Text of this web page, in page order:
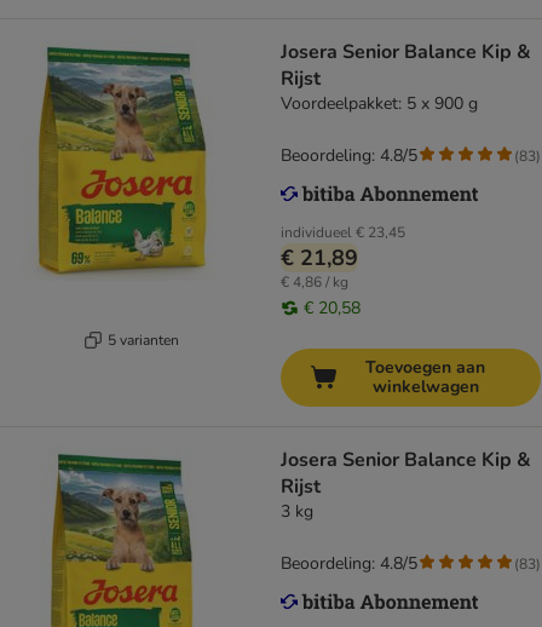
5 varianten
Josera Senior Balance Kip &
Rijst
Voordeelpakket: 5 x 900 g
individueel€ 23,45
€ 21,89
€ 4,86 / kg
€ 20,58
Beoordeling: 4.8/5 (83)
Toevoegen aan
winkelwagen
Josera Senior Balance Kip &
Rijst
3 kg
Beoordeling: 4.8/5 (83)